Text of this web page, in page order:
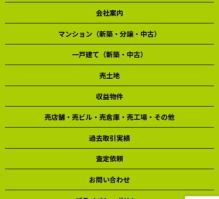
会社案内
マンション（新築・分譲・中古）
一戸建て（新築・中古）
売土地
収益物件
売店舗・売ビル・売倉庫・売工場・その他
過去取引実績
査定依頼
お問い合わせ